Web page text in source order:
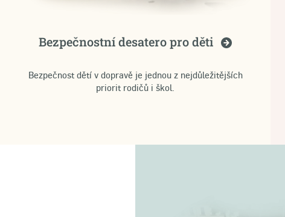
Bezpečnostní desatero proděti
Bezpečnost dětí v dopravě je jednou z nejdůležitějších
priorit rodičů i škol.